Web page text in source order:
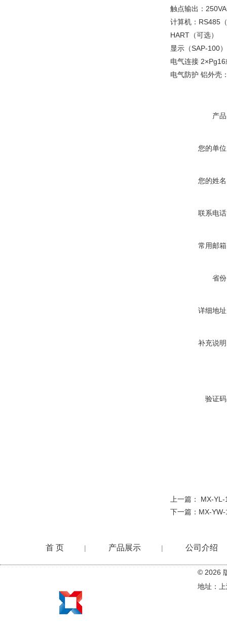
触点输出：
计算机：RS485
HART（可选）
显示（SAP-100
电气连接
电气防护 铝外壳
产
您的单
您的姓
联系电
常用邮
省
详细地
补充说
验证
上一篇： MX-YL-
下一篇： MX-
首 页 | 产品展示 | 公司介绍
在线留言
© 2026
地址：